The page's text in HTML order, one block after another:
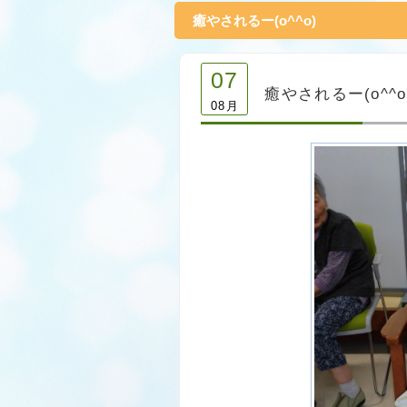
癒やされるー(o^^o)
07
08月
癒やされるー